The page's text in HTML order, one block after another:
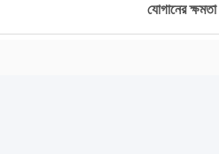
যোগানের ক্ষমতা